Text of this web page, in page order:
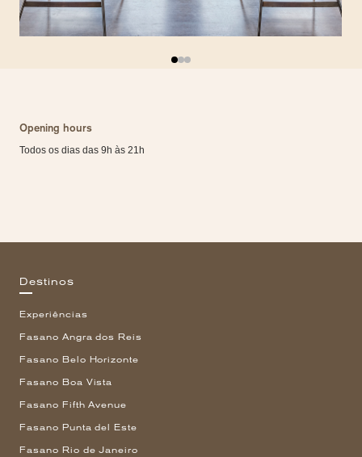
Opening hours
Todos os dias das 9h às 21h
Destinos
Experiências
Fasano Angra dos Reis
Fasano Belo Horizonte
Fasano Boa Vista
Fasano Fifth Avenue
Fasano Punta del Este
Fasano Rio de Janeiro